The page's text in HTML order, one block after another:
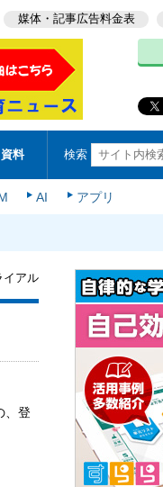
媒体・記事広告料金表
料 検索
AI アプリ
イアル
、登